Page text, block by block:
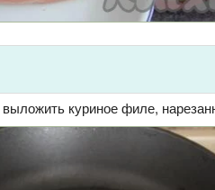
куриное филе,